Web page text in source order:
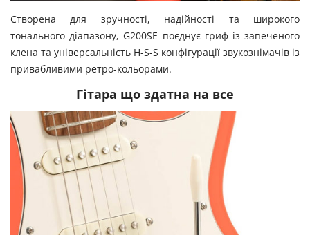
Створена для зручності, надійності та широкого
тонального діапазону, G200SE поєднує гриф із запеченого
клена та універсальність H-S-S конфігурації звукознімачів із
привабливими ретро-кольорами.
Гітара що здатна на все